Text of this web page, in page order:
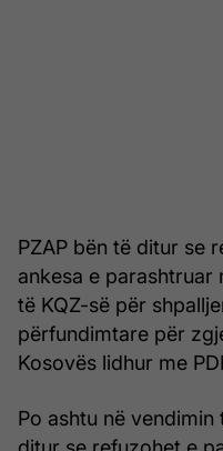
PZAP bën të ditur se
ankesa e parashtruar
të KQZ-së për
përfundimtare për
Kosovës lidhur me
Po ashtu në